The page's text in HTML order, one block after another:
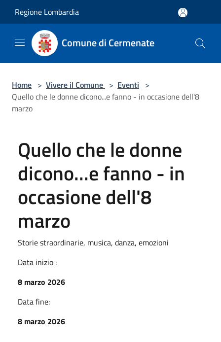
Regione Lombardia
Comune di Cermenate
Home > Vivere il Comune > Eventi >
Quello che le donne dicono...e fanno - in occasione dell'8
marzo
Quello che le donne
dicono...e fanno - in
occasione dell'8
marzo
Storie straordinarie, musica, danza, emozioni
Data inizio :
8 marzo 2026
Data fine:
8 marzo 2026